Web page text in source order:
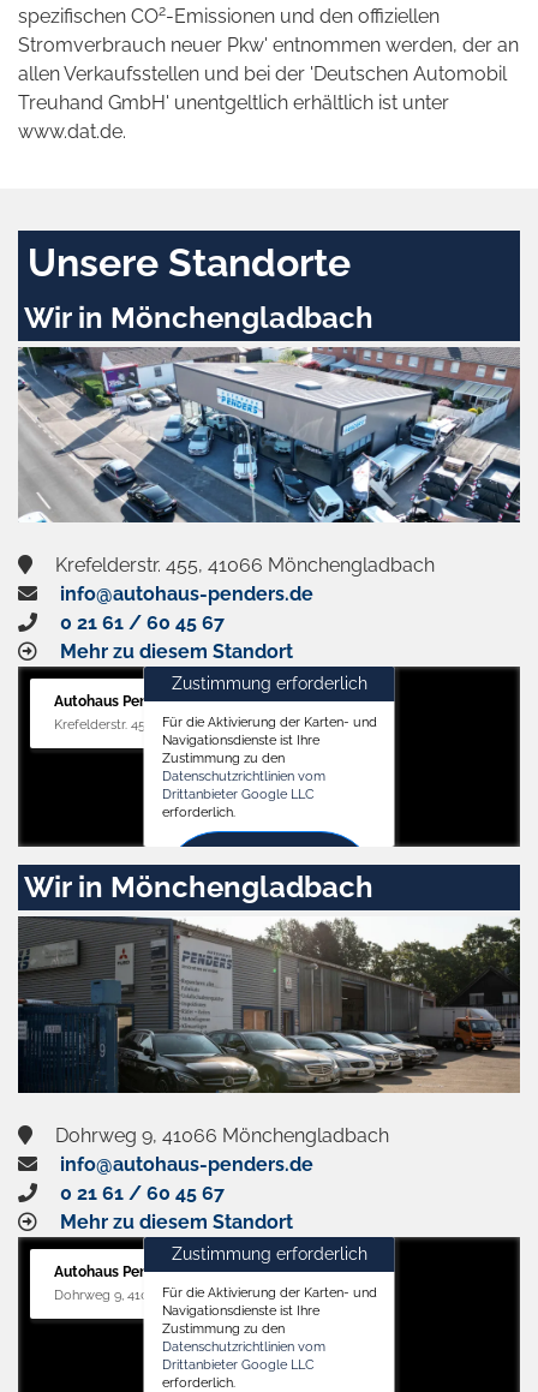
spezifischen CO2-Emissionen und den offiziellen
Stromverbrauch neuer Pkw' entnommen werden, der an
allen Verkaufsstellen und bei der 'Deutschen Automobil
Treuhand GmbH' unentgeltlich erhältlich ist unter
www.dat.de.
Unsere Standorte
Wir in Mönchengladbach
Krefelderstr. 455, 41066 Mönchengladbach
info@autohaus-penders.de
0 21 61 / 60 45 67
Mehr zu diesem Standort
Autohaus Penders (Verkauf)
Krefelderstr. 455, 41066 Mönchengladbach
Zustimmung erforderlich
Für die Aktivierung der Karten- und
Navigationsdienste ist Ihre
Zustimmung zu den
Datenschutzrichtlinien vom
Drittanbieter Google LLC
erforderlich.
Zustimmen
und
aktivieren
Wir in Mönchengladbach
Dohrweg 9, 41066 Mönchengladbach
info@autohaus-penders.de
0 21 61 / 60 45 67
Mehr zu diesem Standort
Autohaus Penders (Service)
Dohrweg 9, 41066 Mönchengladbach
Zustimmung erforderlich
Für die Aktivierung der Karten- und
Navigationsdienste ist Ihre
Zustimmung zu den
Datenschutzrichtlinien vom
Drittanbieter Google LLC
erforderlich.